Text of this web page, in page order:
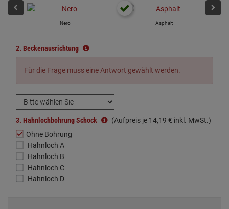
Nero Asphalt
2. Beckenausrichtung
Für die Frage muss eine Antwort gewählt werden.
3. Hahnlochbohrung Schock (Aufpreis je 14,19 € inkl. MwSt.)
Ohne Bohrung
Hahnloch A
Hahnloch B
Hahnloch C
Hahnloch D